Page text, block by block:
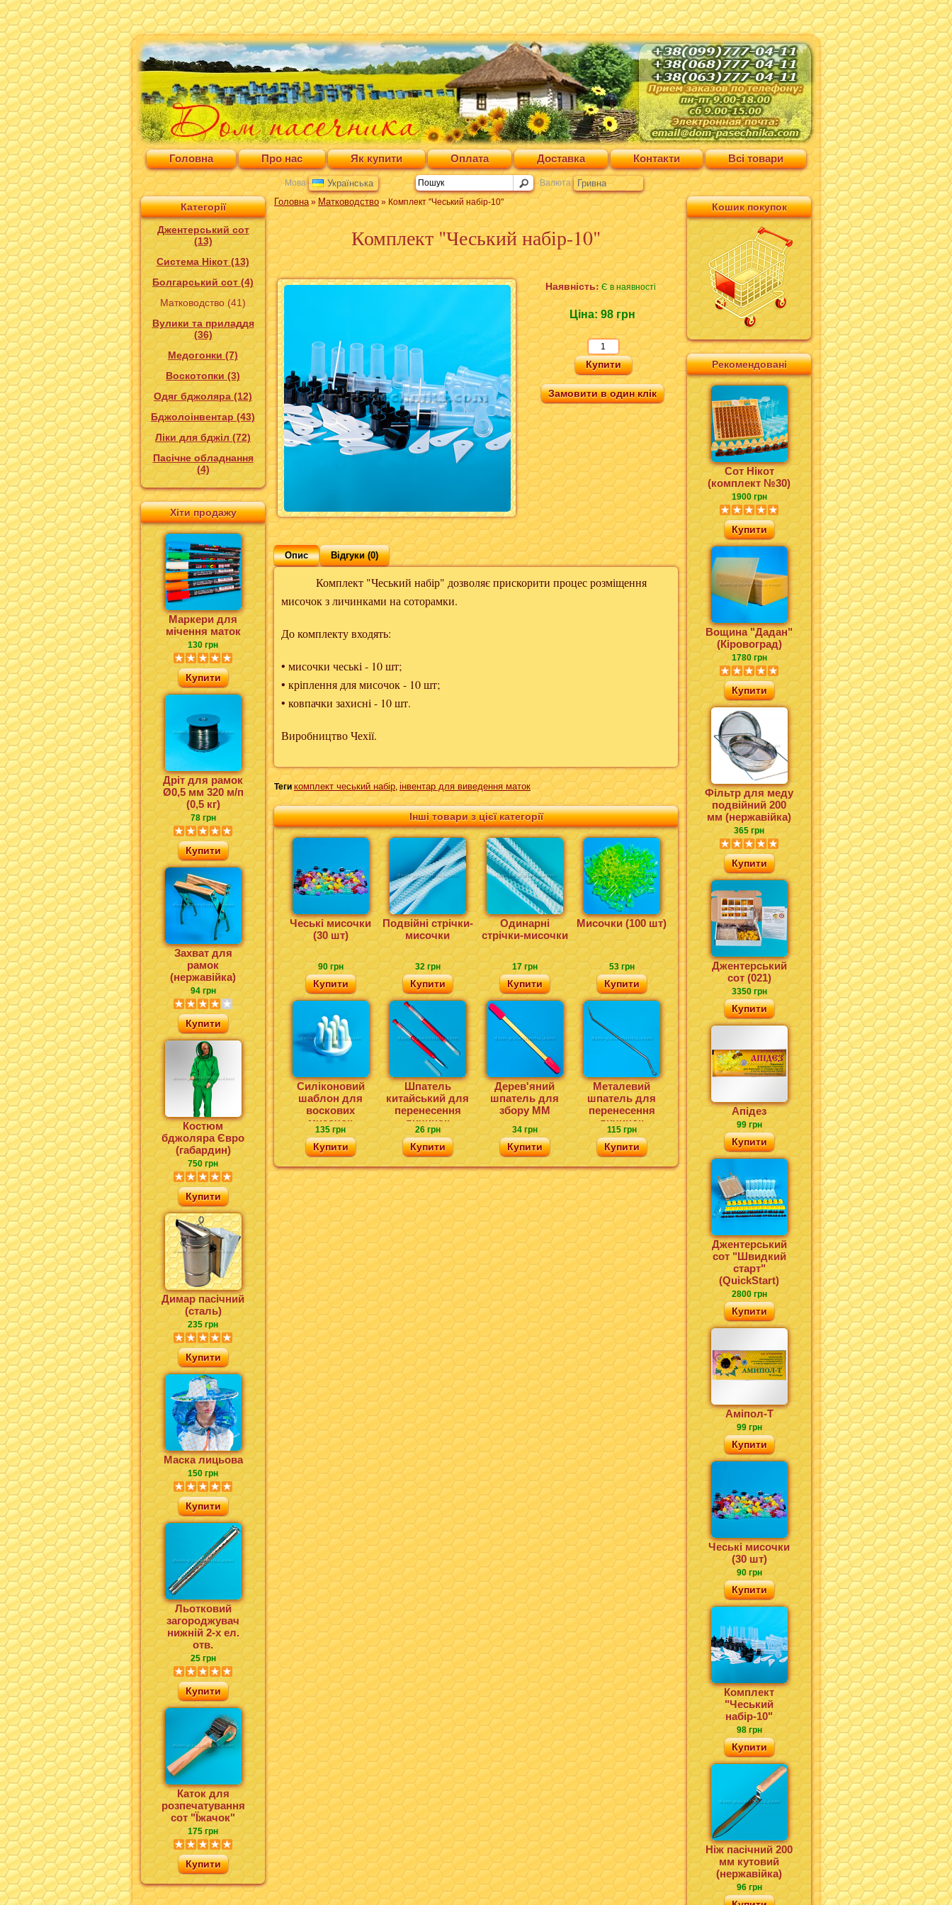
Мова Українська Валюта Гривна
Головна Про нас Як купити Оплата Доставка Контакти Всі товари
Категорії
Джентерський сот
(13)
Система Нікот (13)
Болгарський сот (4)
Матководство (41)
Вулики та приладдя
(36)
Медогонки (7)
Воскотопки (3)
Одяг бджоляра (12)
Бджолоінвентар (43)
Ліки для бджіл (72)
Пасічне обладнання
(4)
Хіти продажу
Маркери для
мічення маток
130 грн
Купити
Дріт для рамок
Ø0,5 мм 320 м/п
(0,5 кг)
78 грн
Купити
Захват для
рамок
(нержавійка)
94 грн
Купити
Костюм
бджоляра Євро
(габардин)
750 грн
Купити
Димар пасічний
(сталь)
235 грн
Купити
Маска лицьова
150 грн
Купити
Льотковий
загороджувач
нижній 2-х ел.
отв.
25 грн
Купити
Каток для
розпечатування
сот "Їжачок"
175 грн
Купити
Кошик покупок
Рекомендовані
Сот Нікот
(комплект №30)
1900 грн
Купити
Вощина "Дадан"
(Кіровоград)
1780 грн
Купити
Фільтр для меду
подвійний 200
мм (нержавійка)
365 грн
Купити
Джентерський
сот (021)
3350 грн
Купити
Апідез
99 грн
Купити
Джентерський
сот "Швидкий
старт"
(QuickStart)
2800 грн
Купити
Аміпол-Т
99 грн
Купити
Чеські мисочки
(30 шт)
90 грн
Купити
Комплект
"Чеський
набір-10"
98 грн
Купити
Ніж пасічний 200
мм кутовий
(нержавійка)
96 грн
Головна» Матководство » Комплект "Чеський набір-10"
Комплект "Чеський набір-10"
Наявність: Є в наявності
Ціна: 98 грн
Замовити в один клік
Опис Відгуки (0)
Комплект "Чеський набір" дозволяє прискорити процес розміщення
мисочокзличинками на соторамки.
До комплекту входять:
• мисочки чеські - 10 шт;
• кріплення длямисочок- 10 шт;
• ковпачки захисні - 10 шт.
ВиробництвоЧехії.
Теги комплект чеський набір, інвентар для виведення маток
Інші товари з цієї категорії
Чеські мисочки
(30 шт)
90 грн
Купити
Подвійні стрічки-
мисочки
32 грн
Купити
Одинарні
стрічки-мисочки
17 грн
Купити
Мисочки (100 шт)
53 грн
Купити
Силіконовий
шаблон для
воскових
мисочок
135 грн
Купити
Шпатель
китайський для
перенесення
личинок
26 грн
Купити
Дерев'яний
шпатель для
збору ММ
34 грн
Купити
Металевий
шпатель для
перенесення
личинок
115 грн
Купити